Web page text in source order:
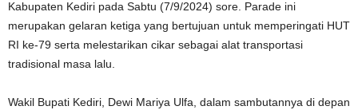
Kabupaten Kediri pada Sabtu (7/9/2024) sore. Parade ini
merupakan gelaran ketiga yang bertujuan untuk memperingati HUT
RI ke-79 serta melestarikan cikar sebagai alat transportasi
tradisional masa lalu.
Wakil Bupati Kediri, Dewi Mariya Ulfa, dalam sambutannya di depan